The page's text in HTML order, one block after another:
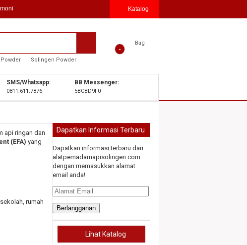
Katalog
Solingen Powder
-
Bag
SMS/Whatsapp:
0811.611.7876
BB Messenger:
5BCBD9F0
api ringan dan
(EFA) yang
rumah
Dapatkan Informasi Terbaru
Dapatkan informasi terbaru dari
alatpemadamapisolingen.com
dengan memasukkan alamat
email anda!
Alamat
Lihat Katalog